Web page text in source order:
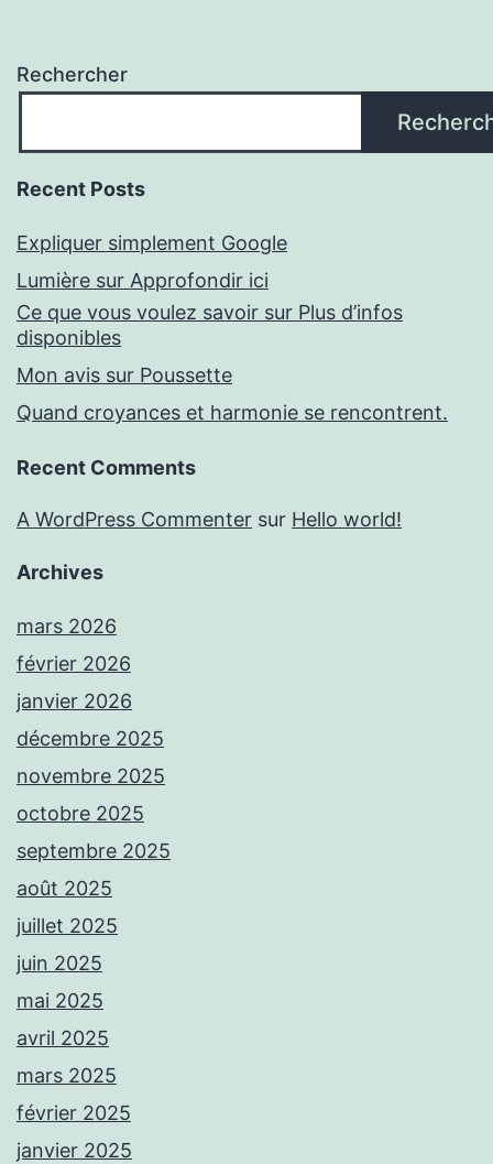
Rechercher
Recent Posts
Expliquer simplement Google
Lumière sur Approfondir ici
Ce que vous voulez savoir sur Plus d’infos
disponibles
Mon avis sur Poussette
Quand croyances et harmonie se rencontrent.
Recent Comments
A WordPress Commenter sur Hello world!
Archives
mars 2026
février 2026
janvier 2026
décembre 2025
novembre 2025
octobre 2025
septembre 2025
août 2025
juillet 2025
juin 2025
mai 2025
avril 2025
mars 2025
février 2025
janvier 2025